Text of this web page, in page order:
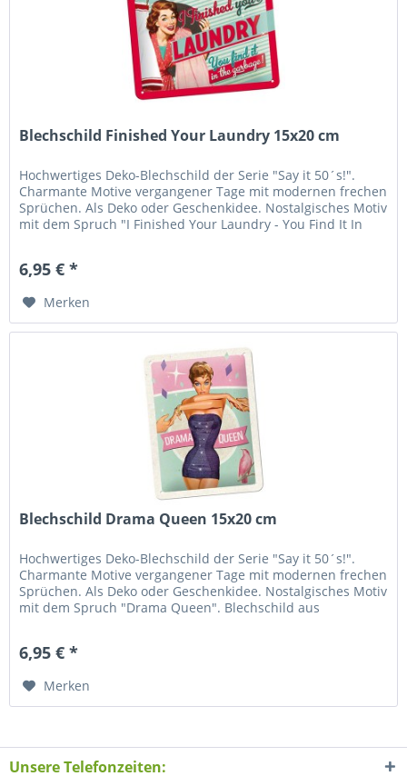
Blechschild Finished Your Laundry 15x20 cm
Hochwertiges Deko-Blechschild der Serie "Say it 50´s!".
Charmante Motive vergangener Tage mit modernen frechen
Sprüchen. Als Deko oder Geschenkidee. Nostalgisches Motiv
mit dem Spruch "I Finished Your Laundry - You Find It In
6,95 € *
Merken
Blechschild Drama Queen 15x20 cm
Hochwertiges Deko-Blechschild der Serie "Say it 50´s!".
Charmante Motive vergangener Tage mit modernen frechen
Sprüchen. Als Deko oder Geschenkidee. Nostalgisches Motiv
mit dem Spruch "Drama Queen". Blechschild aus
6,95 € *
Merken
Unsere Telefonzeiten: